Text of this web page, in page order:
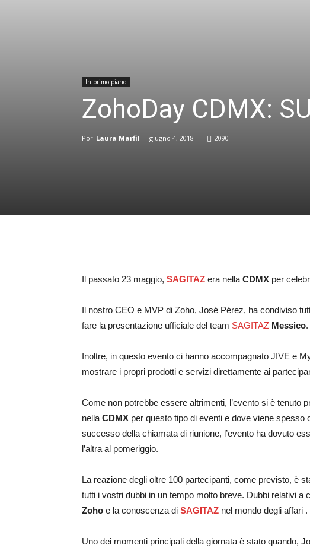
In primo piano
ZohoDay CDMX:
Por Laura Marfil - giugno 4, 2018 2090
Il passato 23 maggio, SAGITAZ era nella CDMX per
Il nostro CEO e MVP di Zoho, José Pérez, ha condiviso
fare la presentazione ufficiale del team SAGITAZ Messico.
Inoltre, in questo evento ci hanno accompagnato JIVE e
mostrare i propri prodotti e servizi direttamente ai
Come non potrebbe essere altrimenti, l’evento si è tenuto
nella CDMX per questo tipo di eventi e dove viene spesso
successo della chiamata di riunione, l’evento ha dovuto
l’altra al pomeriggio.
La reazione degli oltre 100 partecipanti, come previsto, è
tutti i vostri dubbi in un tempo molto breve. Dubbi relativi a
Zoho e la conoscenza di SAGITAZ nel mondo degli affari .
Uno dei momenti principali della giornata è stato quando,